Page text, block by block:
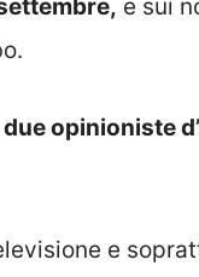
e sui
opinioniste
e